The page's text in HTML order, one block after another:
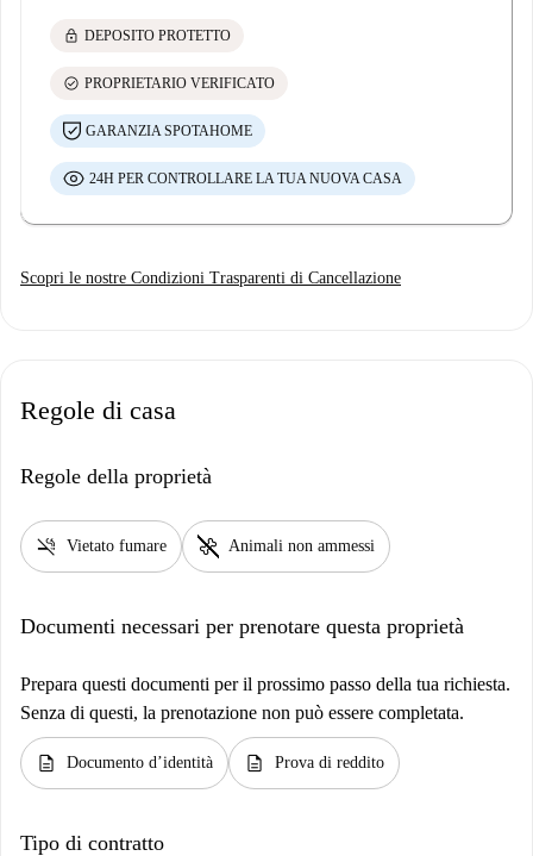
lock DEPOSITO PROTETTO
check_circle PROPRIETARIO VERIFICATO
GARANZIA SPOTAHOME
24H PER CONTROLLARE LA TUA NUOVA CASA
Scopri le nostre Condizioni Trasparenti di Cancellazione
Regole di casa
Regole della proprietà
smoke_free Vietato fumare pet_supplies Animali non ammessi
Documenti necessari per prenotare questa proprietà
Prepara questi documenti per il prossimo passo della tua richiesta.
Senza di questi, la prenotazione non può essere completata.
description Documento d’identità description Prova di reddito
Tipo di contratto